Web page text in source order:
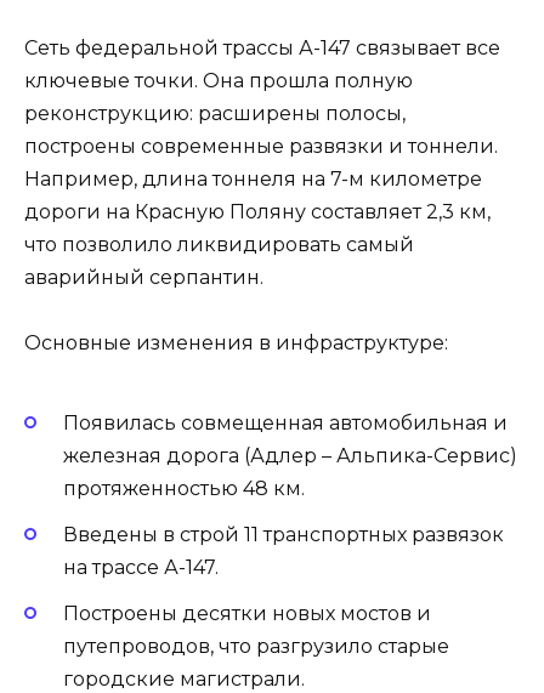
Сеть федеральной трассы А-147 связывает все
ключевые точки. Она прошла полную
реконструкцию: расширены полосы,
построены современные развязки и тоннели.
Например, длина тоннеля на 7-м километре
дороги на Красную Поляну составляет 2,3 км,
что позволило ликвидировать самый
аварийный серпантин.
Основные изменения в инфраструктуре:
Появилась совмещенная автомобильная и
железная дорога (Адлер – Альпика-Сервис)
протяженностью 48 км.
Введены в строй 11 транспортных развязок
на трассе А-147.
Построены десятки новых мостов и
путепроводов, что разгрузило старые
городские магистрали.